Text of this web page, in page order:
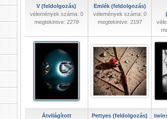
V (feldolgozás)
vélemények száma: 0
megtekintve: 2278
Emlék (feldolgozás)
vélemények száma: 0
megtekintve: 2197
Átvilágított
Pettyes (feldolgozás)